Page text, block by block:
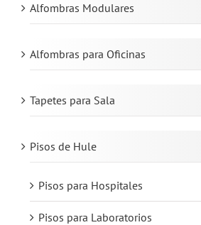
Alfombras Modulares
Alfombras para Oficinas
Tapetes para Sala
Pisos de Hule
Pisos para Hospitales
Pisos para Laboratorios